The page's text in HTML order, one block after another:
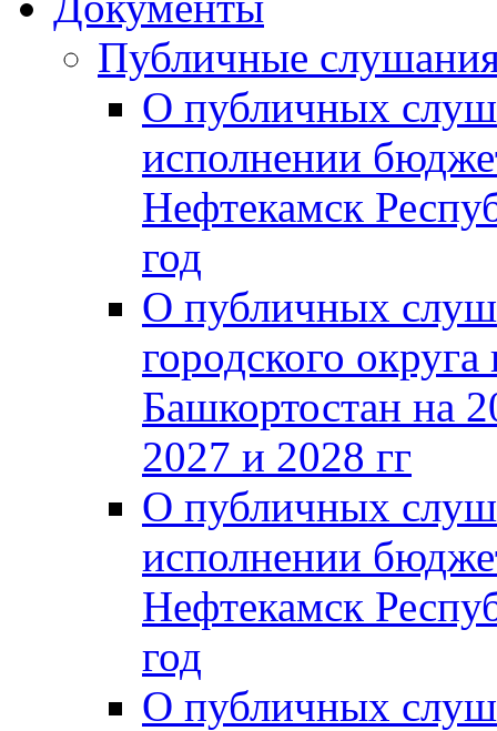
Публичные
О публичных
исполнении
Нефтекамск
год
О публичных
городского
Башкортостан на
2027 и 2028 гг
О публичных
исполнении
Нефтекамск
год
О публичных